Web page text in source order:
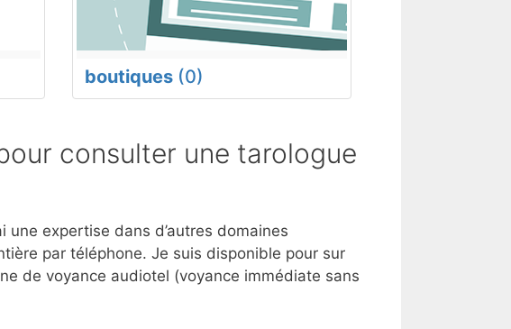
boutiques (0)
consulter une tarologue
expertise dans d’autres domaines
par téléphone. Je suis disponible pour sur
de voyance audiotel (voyance immédiate sans